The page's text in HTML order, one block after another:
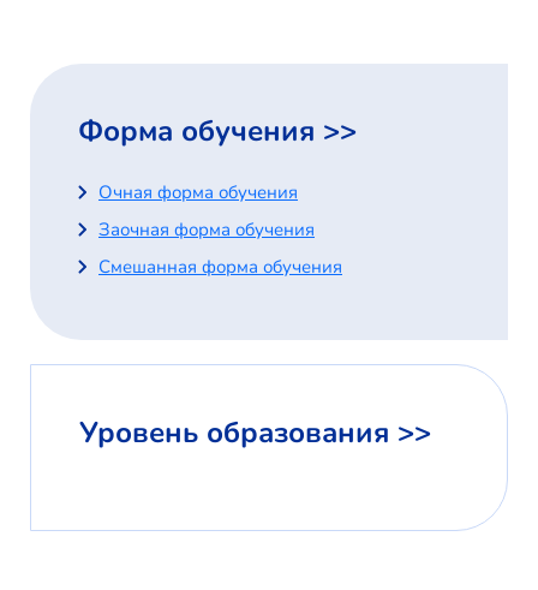
Форма обучения >>
Очная форма обучения
Заочная форма обучения
Смешанная форма обучения
Уровень образования >>